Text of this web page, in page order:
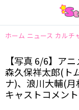
ホーム ニュース カルチ
【写真 6/6】ア
森久保祥太郎(ト
ナ)、浪川大輔(月
キャストコメン